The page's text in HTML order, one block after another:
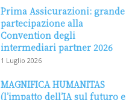
Prima Assicurazioni: grande
partecipazione alla
Convention degli
intermediari partner 2026
1 Luglio 2026
MAGNIFICA HUMANITAS
(l’impatto dell’IA sul futuro e